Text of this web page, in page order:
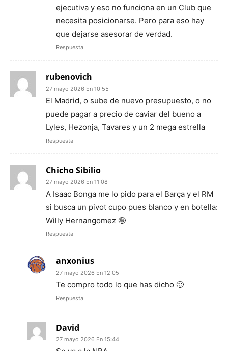
ejecutiva y eso no funciona en un Club que
necesita posicionarse. Pero para eso hay
que dejarse asesorar de verdad.
Respuesta
rubenovich
27 mayo 2026 En 10:55
El Madrid, o sube de nuevo presupuesto, o no
puede pagar a precio de caviar del bueno a
Lyles, Hezonja, Tavares y un 2 mega estrella
Respuesta
Chicho Sibilio
27 mayo 2026 En 11:08
A Isaac Bonga me lo pido para el Barça y el RM
si busca un pivot cupo pues blanco y en botella:
Willy Hernangomez 🤪
Respuesta
anxonius
27 mayo 2026 En 12:05
Te compro todo lo que has dicho 🙂
Respuesta
David
27 mayo 2026 En 15:44